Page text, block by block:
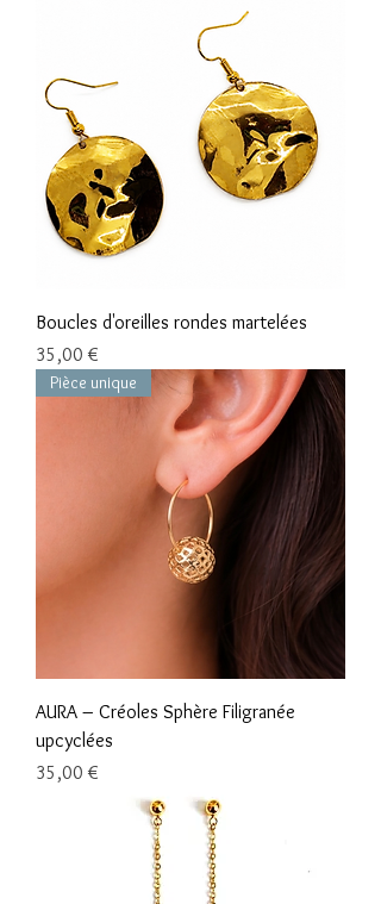
Boucles d'oreilles rondes martelées
Prix
35,00 €
Pièce unique
AURA – Créoles Sphère Filigranée
upcyclées
Prix
35,00 €